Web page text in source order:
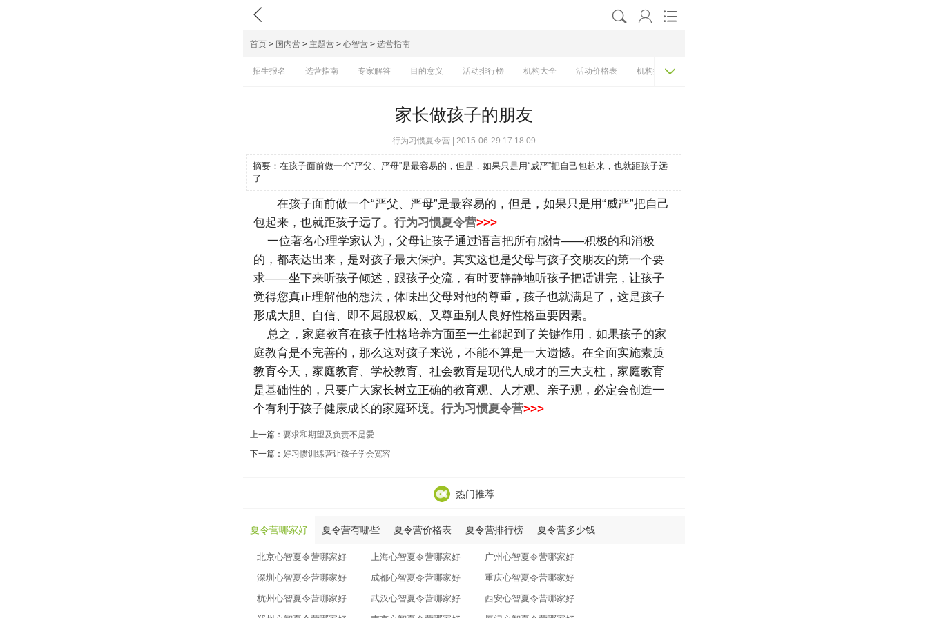
   
首页 > 国内营 > 主题营 > 心智营 > 选营指南
招生报名 选营指南 专家解答 目的意义 活动排行榜 机构大全 活动价格表 机构排名
家长做孩子的朋友
行为习惯夏令营 | 2015-06-29 17:18:09
摘要： 在孩子面前做一个“严父、严母”是最容易的，但是，如果只是用“威严”把自己包起来，也就距孩子远
了
在孩子面前做一个“严父、严母”是最容易的，但是，如果只是用“威严”把自己
包起来，也就距孩子远了。 行为习惯夏令营>>>
一位著名心理学家认为，父母让孩子通过语言把所有感情——积极的和消极
的，都表达出来，是对孩子最大保护。其实这也是父母与孩子交朋友的第一个要
求——坐下来听孩子倾述，跟孩子交流，有时要静静地听孩子把话讲完，让孩子
觉得您真正理解他的想法，体味出父母对他的尊重，孩子也就满足了，这是孩子
形成大胆、自信、即不屈服权威、又尊重别人良好性格重要因素。
总之，家庭教育在孩子性格培养方面至一生都起到了关键作用，如果孩子的家
庭教育是不完善的，那么这对孩子来说，不能不算是一大遗憾。在全面实施素质
教育今天，家庭教育、学校教育、社会教育是现代人成才的三大支柱，家庭教育
是基础性的，只要广大家长树立正确的教育观、人才观、亲子观，必定会创造一
个有利于孩子健康成长的家庭环境。 行为习惯夏令营>>>
上一篇： 要求和期望及负责不是爱
下一篇： 好习惯训练营让孩子学会宽容
热门推荐
夏令营哪家好 夏令营有哪些 夏令营价格表 夏令营排行榜 夏令营多少钱
北京心智夏令营哪家好 上海心智夏令营哪家好
广州心智夏令营哪家好
深圳心智夏令营哪家好
成都心智夏令营哪家好
重庆心智夏令营哪家好
杭州心智夏令营哪家好
武汉心智夏令营哪家好
西安心智夏令营哪家好